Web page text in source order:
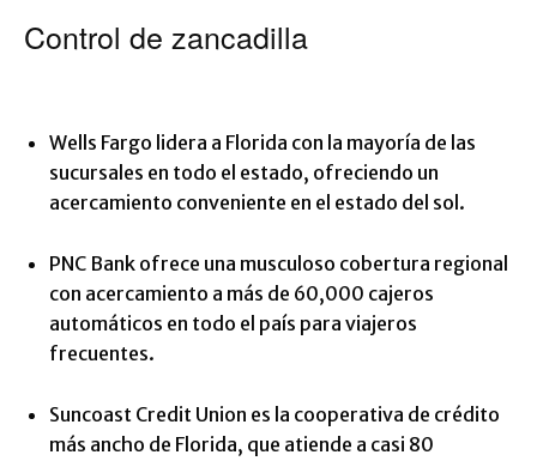
Control de zancadilla
Wells Fargo lidera a Florida con la mayoría de las
sucursales en todo el estado, ofreciendo un
acercamiento conveniente en el estado del sol.
PNC Bank ofrece una musculoso cobertura regional
con acercamiento a más de 60,000 cajeros
automáticos en todo el país para viajeros
frecuentes.
Suncoast Credit Union es la cooperativa de crédito
más ancho de Florida, que atiende a casi 80